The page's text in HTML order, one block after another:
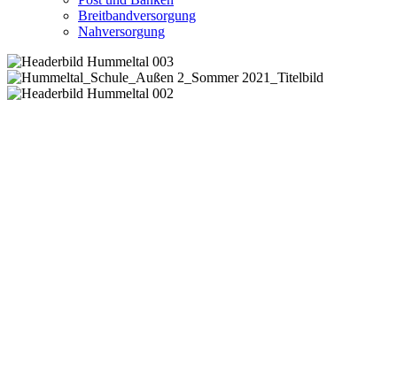
Breitbandversorgung
Nahversorgung